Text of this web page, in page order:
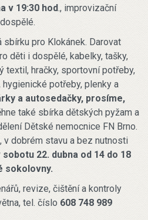
v 19:30 hod., improvizační
pro Klokánek. Darovat
děti i dospělé, kabelky, tašky,
textil, hračky, sportovní potřeby,
potřeby, plenky a
a autosedačky, prosíme,
také sbírka dětských pyžam a
Dětské nemocnice FN Brno.
v dobrém stavu a bez nutnosti
22. dubna od 14 do 18
sokolovny.
revize, čištění a kontroly
tel. číslo 608 748 989